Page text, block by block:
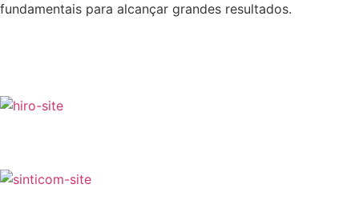
fundamentais para alcançar grandes resultados.